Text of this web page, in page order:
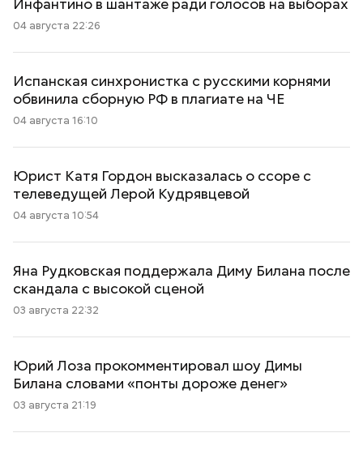
04 августа 22:26
Испанская синхронистка с русскими корнями
обвинила сборную РФ в плагиате на ЧЕ
04 августа 16:10
Юрист Катя Гордон высказалась о ссоре с
телеведущей Лерой Кудрявцевой
04 августа 10:54
Яна Рудковская поддержала Диму Билана после
скандала с высокой сценой
03 августа 22:32
Юрий Лоза прокомментировал шоу Димы
Билана словами «понты дороже денег»
03 августа 21:19